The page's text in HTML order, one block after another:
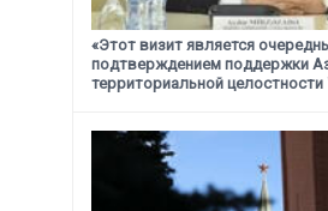
«Этот визит является
подтверждением поддержки
территориальной целостности